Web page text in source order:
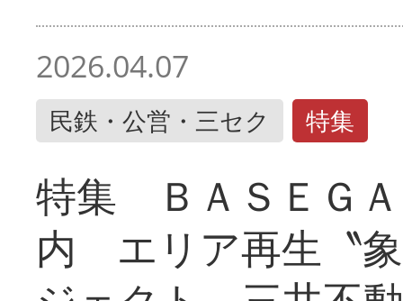
2026.04.07
民鉄・公営・三セク 特集
特集 ＢＡＳＥＧ
内 エリア再生〝